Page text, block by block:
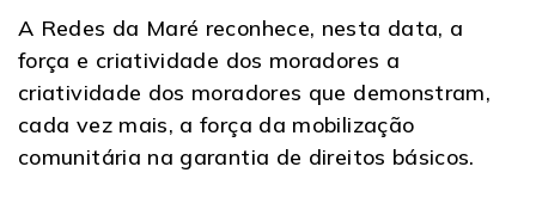
A Redes da Maré reconhece, nesta data, a
força e criatividade dos moradores a
criatividade dos moradores que demonstram,
cada vez mais, a força da mobilização
comunitária na garantia de direitos básicos.